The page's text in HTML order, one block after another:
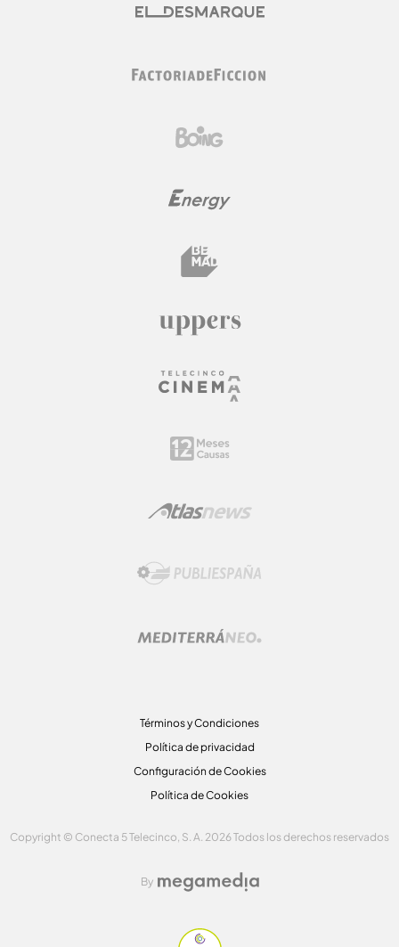
Términos y Condiciones
Política de privacidad
Configuración de Cookies
Política de Cookies
Copyright © Conecta 5 Telecinco, S. A. 2026 Todos los derechos reservados
By